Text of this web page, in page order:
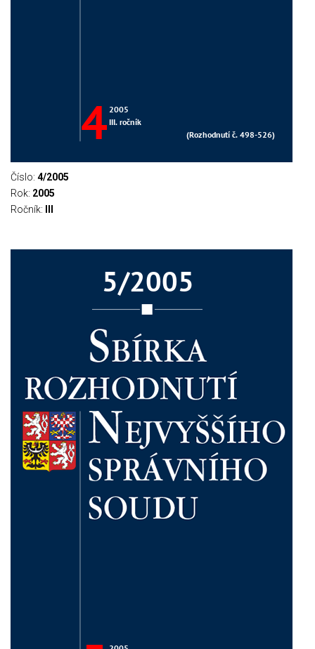
Číslo: 4/2005
Rok: 2005
Ročník: